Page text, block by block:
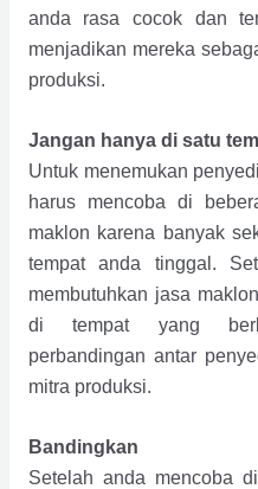
anda rasa cocok dan
menjadikan mereka
produksi.
Jangan hanya di satu
Untuk menemukan
harus mencoba di
maklon karena banyak
tempat anda tinggal.
membutuhkan jasa
di tempat yang
perbandingan antar
mitra produksi.
Bandingkan
Setelah anda mencoba